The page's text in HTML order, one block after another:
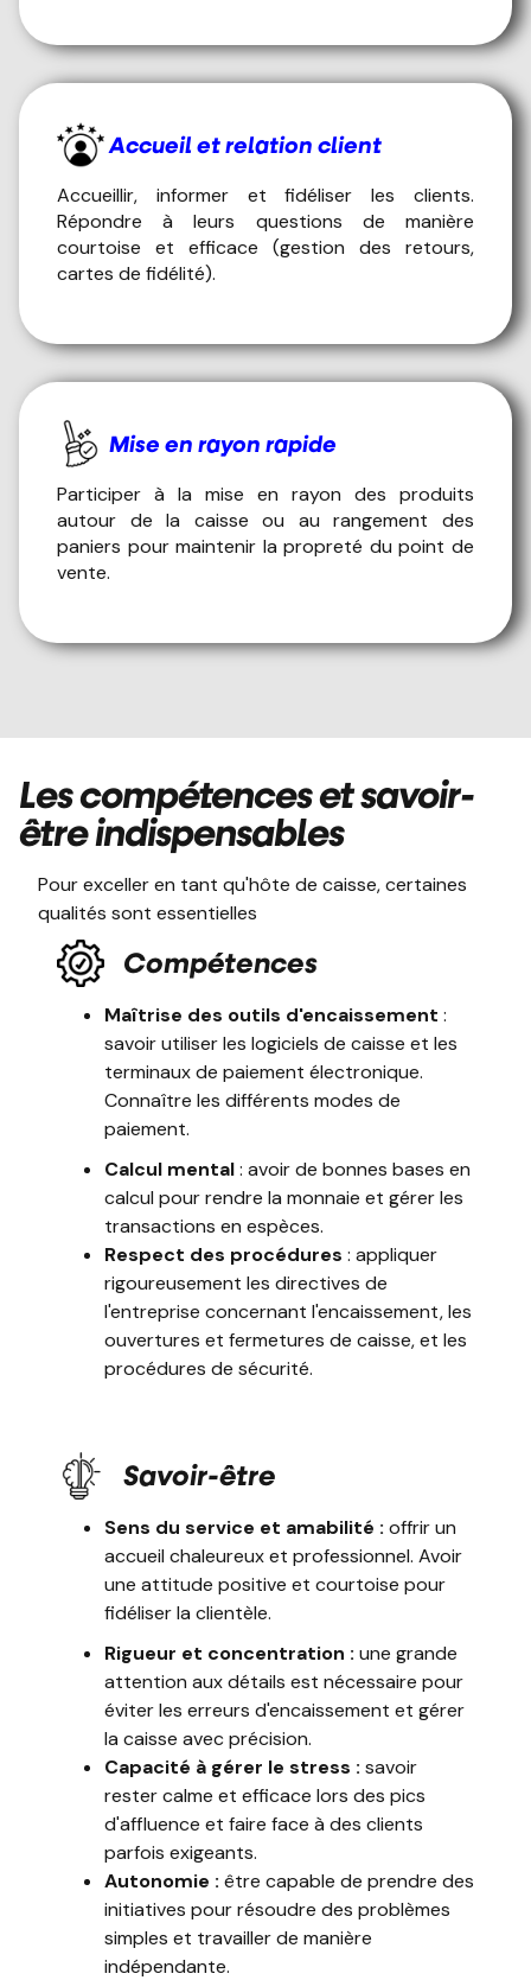
Accueil et relation client
Accueillir, informer et fidéliser les clients.
Répondre à leurs questions de manière
courtoise et efficace (gestion des retours,
cartes de fidélité).
Mise en rayon rapide
Participer à la mise en rayon des produits
autour de la caisse ou au rangement des
paniers pour maintenir la propreté du point de
vente.
Les compétences et savoir-
être indispensables
Pour exceller en tant qu'hôte de caisse, certaines
qualités sont essentielles
Compétences
Maîtrise des outils d'encaissement :
savoir utiliser les logiciels de caisse et les
terminaux de paiement électronique.
Connaître les différents modes de
paiement.
Calcul mental: avoir de bonnes bases en
calcul pour rendre la monnaie et gérer les
transactions en espèces.
Respect des procédures : appliquer
rigoureusement les directives de
l'entreprise concernant l'encaissement, les
ouvertures et fermetures de caisse, et les
procédures de sécurité.
Savoir-être
Sens du service et amabilité : offrir un
accueil chaleureux et professionnel. Avoir
une attitude positive et courtoise pour
fidéliser la clientèle.
Rigueur et concentration : une grande
attention aux détails est nécessaire pour
éviter les erreurs d'encaissement et gérer
la caisse avec précision.
Capacité à gérer le stress : savoir
rester calme et efficace lors des pics
d'affluence et faire face à des clients
parfois exigeants.
Autonomie : être capable de prendre des
initiatives pour résoudre des problèmes
simples et travailler de manière
indépendante.